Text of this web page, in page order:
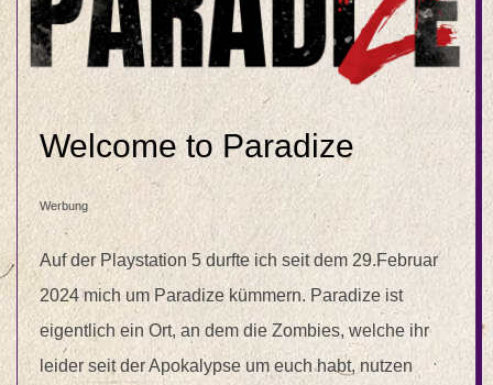
Welcome to Paradize
Werbung
Auf der Playstation 5 durfte ich seit dem 29.Februar
2024 mich um Paradize kümmern. Paradize ist
eigentlich ein Ort, an dem die Zombies, welche ihr
leider seit der Apokalypse um euch habt, nutzen